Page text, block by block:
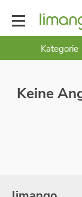
Kategorie
Keine